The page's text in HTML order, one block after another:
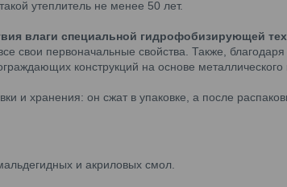
утеплитель не менее 50 лет.
влаги специальной гидрофобизирующей
свои первоначальные свойства. Также,
конструкций на основе металлического
и хранения: он сжат в упаковке, а после
и акриловых смол.